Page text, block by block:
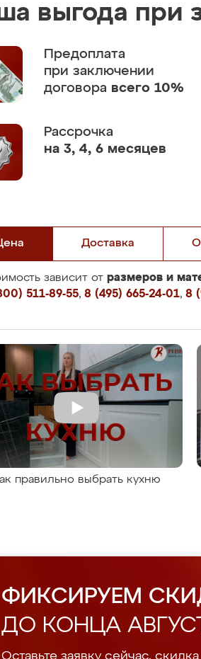
выгода при
Предоплата
при заключении
договора всего 10%
Рассрочка
на 3, 4, 6 месяцев
Доставка
зависит от размеров и
511-89-55, 8 (495) 665-24-01, 8
правильно выбрать кухню
ФИКСИРУЕМ
ДО КОНЦА
Оставьте заявку сейчас,